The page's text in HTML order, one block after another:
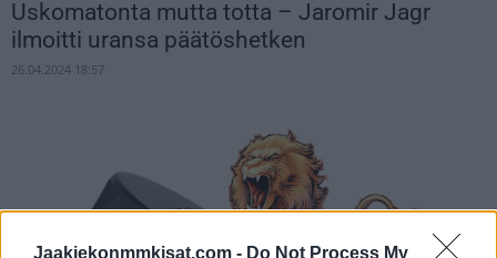
Jaakiekonmmkisat.com - Do Not Process My
Uskomatonta mutta totta – Jaromir Jagr
ilmoitti uransa päätöshetken
26.04.2024 18:57